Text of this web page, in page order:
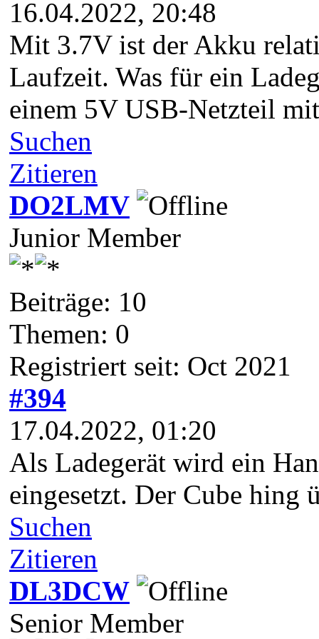
16.04.2022, 20:48
Mit 3.7V ist der Akku
Laufzeit. Was für ein
einem 5V USB-Netzteil
Suchen
Zitieren
DO2LMV
Junior Member
Beiträge: 10
Themen: 0
Registriert seit: Oct 2021
#394
17.04.2022, 01:20
Als Ladegerät wird ein
eingesetzt. Der Cube hing
Suchen
Zitieren
DL3DCW
Senior Member